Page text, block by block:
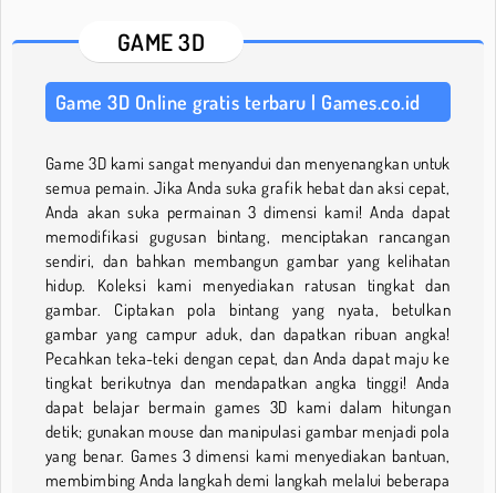
GAME 3D
Game 3D Online gratis terbaru | Games.co.id
Game 3D kami sangat menyandui dan menyenangkan untuk
semua pemain. Jika Anda suka grafik hebat dan aksi cepat,
Anda akan suka permainan 3 dimensi kami! Anda dapat
memodifikasi gugusan bintang, menciptakan rancangan
sendiri, dan bahkan membangun gambar yang kelihatan
hidup. Koleksi kami menyediakan ratusan tingkat dan
gambar. Ciptakan pola bintang yang nyata, betulkan
gambar yang campur aduk, dan dapatkan ribuan angka!
Pecahkan teka-teki dengan cepat, dan Anda dapat maju ke
tingkat berikutnya dan mendapatkan angka tinggi! Anda
dapat belajar bermain games 3D kami dalam hitungan
detik; gunakan mouse dan manipulasi gambar menjadi pola
yang benar. Games 3 dimensi kami menyediakan bantuan,
membimbing Anda langkah demi langkah melalui beberapa